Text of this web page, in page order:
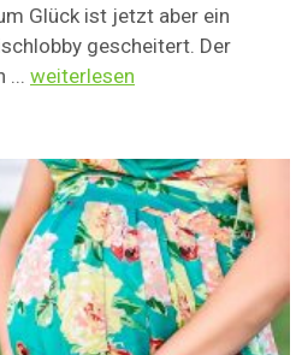
Glück ist jetzt aber ein
gescheitert. Der
... weiterlesen